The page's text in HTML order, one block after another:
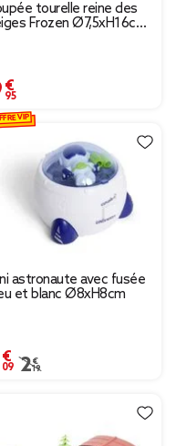
tourelle reine des
Frozen Ø7,5xH16cm
€
astronaute avec fusée
et blanc Ø8xH8cm
€
Prix remisé de 2,19 € à
2,19 €
VIP